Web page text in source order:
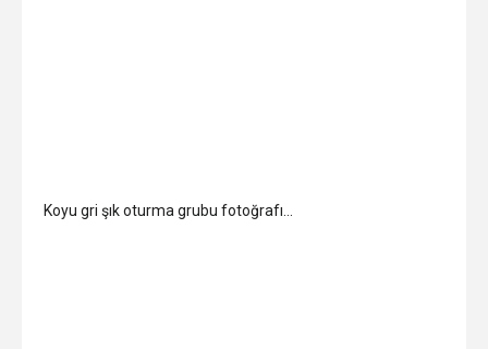
Koyu gri şık oturma grubu fotoğrafı…